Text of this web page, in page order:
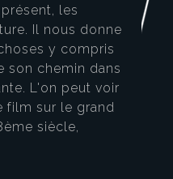
les
Il nous donne
y compris
son chemin dans
L'on peut voir
film sur le grand
siècle,